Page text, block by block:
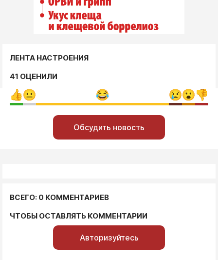
ЛЕНТА НАСТРОЕНИЯ
41 ОЦЕНИЛИ
Обсудить новость
ВСЕГО: 0 КОММЕНТАРИЕВ
ЧТОБЫ ОСТАВЛЯТЬ КОММЕНТАРИИ
Авторизуйтесь